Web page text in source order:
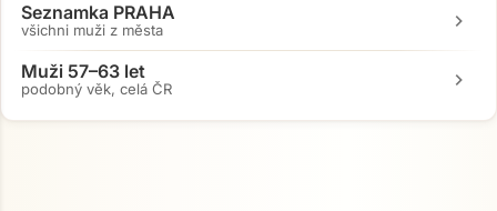
Seznamka PRAHA
všichni muži z města chevron_right
Muži 57–63 let
podobný věk, celá ČR chevron_right